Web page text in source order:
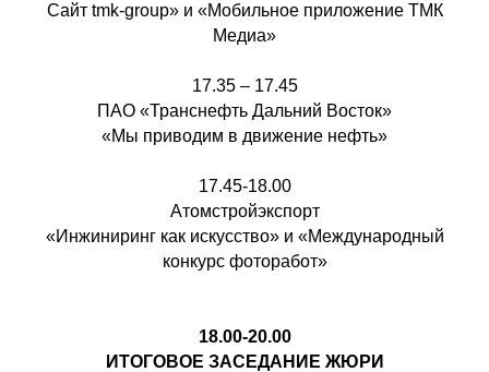
Сайт tmk-group» и «Мобильное приложение ТМК
Медиа»
17.35 – 17.45
ПАО «Транснефть Дальний Восток»
«Мы приводим в движение нефть»
17.45-18.00
Атомстройэкспорт
«Инжиниринг как искусство» и «Международный
конкурс фоторабот»
18.00-20.00
ИТОГОВОЕ ЗАСЕДАНИЕ ЖЮРИ